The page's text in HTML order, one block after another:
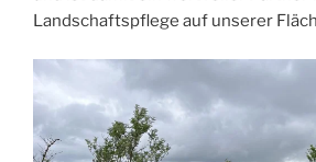
Landschaftspflege auf unserer